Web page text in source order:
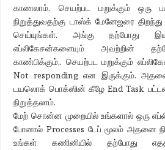
காணலாம். செயற்பட மறுக்கும் ஒரு
நிறுத்துவதற்கு டாஸ்க் மேனேஜரை
செய்யுங்கள். அங்கு தற்போது
எப்லிகேசன்களையும் அவற்றின்
காண்பிக்கும்,. செயற்பட மறுக்கும்
Not responding என இருக்கும்.
டயலொக் பொக்ஸின் கீழே End Task
நிறுத்தலாம்.
மேற் சொன்ன முறையில் உங்களால் ஒரு
போனால் Processes டேப் மூலம் அதனை
உங்கள் கணினியில் தற்போது